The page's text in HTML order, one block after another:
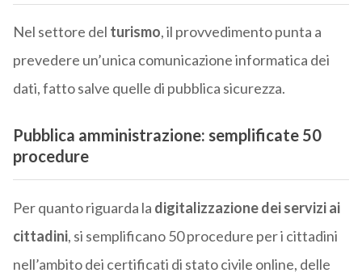
Nel settore del turismo, il provvedimento punta a
prevedere un’unica comunicazione informatica dei
dati, fatto salve quelle di pubblica sicurezza.
Pubblica amministrazione: semplificate 50
procedure
Per quanto riguarda la digitalizzazione dei servizi ai
cittadini, si semplificano 50 procedure per i cittadini
nell’ambito dei certificati di stato civile online, delle